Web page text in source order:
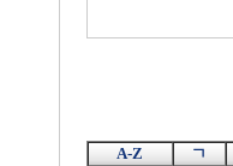
A-Z ㄱ